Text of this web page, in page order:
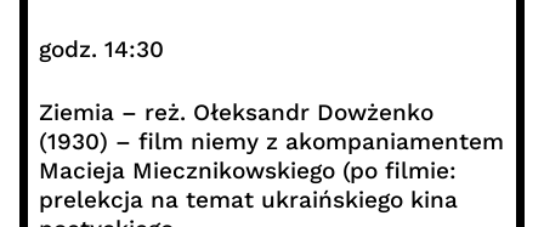
godz. 14:30
Ziemia – reż. Ołeksandr Dowżenko
(1930) – film niemy z akompaniamentem
Macieja Miecznikowskiego (po filmie:
prelekcja na temat ukraińskiego kina